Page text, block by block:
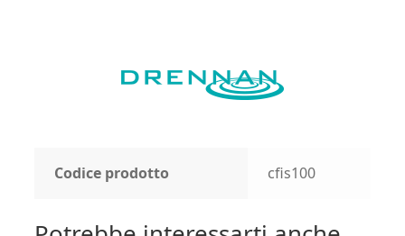
Codice prodotto cfis100